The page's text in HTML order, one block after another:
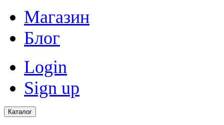
Магазин
Блог
Login
Sign up
Каталог